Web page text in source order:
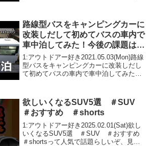
路線型バスをキャンピングカーに
改装しだして初めてバスの車内で
車中泊してみた！今後の課題は山
積みだった。
1:アウトドアー好き2021.05.03(Mon)路線
型バスをキャンピングカーに改装しだし
て初めてバスの車内で車中泊してみた！
トドアー好き2021.05.03(Mon...
欲しいくなるSUV5選 ＃SUV
＃おすすめ ＃shorts
1:アウトドアー好き2025.02.01(Sat)欲し
いくなるSUV5選 ＃SUV ＃おすすめ
＃shortsって人気で話題らしいぞ、見逃